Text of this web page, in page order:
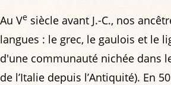
Au Ve siècle avant J.-C., nos
langues : le grec, le gaulois et le
d'une communauté nichée dans
de l’Italie depuis l’Antiquité). En